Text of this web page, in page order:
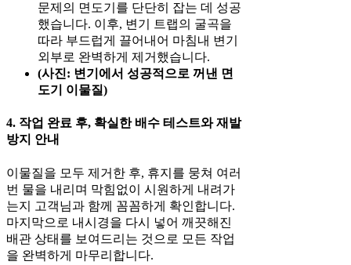
문제의 면도기를 단단히 잡는 데 성공
했습니다. 이후, 변기 트랩의 굴곡을
따라 부드럽게 끌어내어 마침내 변기
외부로 완벽하게 제거했습니다.
(사진: 변기에서 성공적으로 꺼낸 면
도기 이물질)
4. 작업 완료 후, 확실한 배수 테스트와 재발
방지 안내
이물질을 모두 제거한 후, 휴지를 뭉쳐 여러
번 물을 내리며 막힘없이 시원하게 내려가
는지 고객님과 함께 꼼꼼하게 확인합니다.
마지막으로 내시경을 다시 넣어 깨끗해진
배관 상태를 보여드리는 것으로 모든 작업
을 완벽하게 마무리합니다.